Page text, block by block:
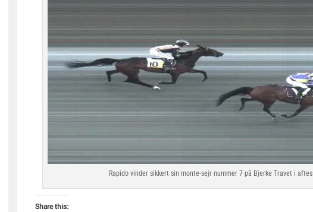
Rapido vinder sikkert sin monte-sejr nummer 7 på Bjerke Travet i aftes
Share this: